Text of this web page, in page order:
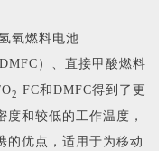
氧燃料电池
）、直接甲酸燃料
2 FC和DMFC得到了更
和较低的工作温度，
的优点，适用于为移动